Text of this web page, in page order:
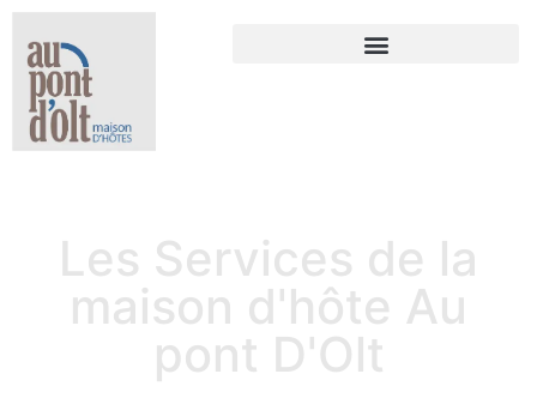
Les Services de la
maison d'hôte Au
pont D'Olt